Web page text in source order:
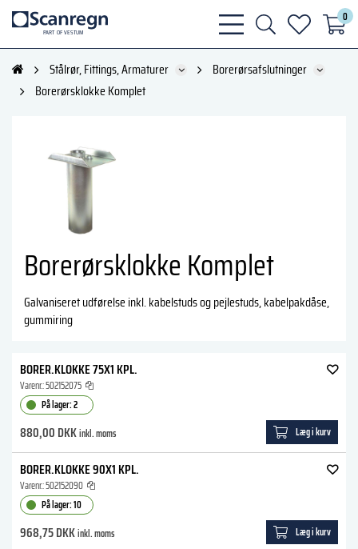
PART OF VESTUM
bars
light
search
light
heart
light
0
Stålrør, Fittings, Armaturer
Borerørsafslutninger
Borerørsklokke Komplet
Borerørsklokke Komplet
Galvaniseret udførelse inkl. kabelstuds og pejlestuds, kabelpakdåse,
gummiring
BORER.KLOKKE 75X1 KPL.
Varenr.:502152075
På lager: 2
880,00 DKKinkl. moms Læg i kurv
BORER.KLOKKE 90X1 KPL.
Varenr.:502152090
På lager: 10
968,75 DKKinkl. moms Læg i kurv